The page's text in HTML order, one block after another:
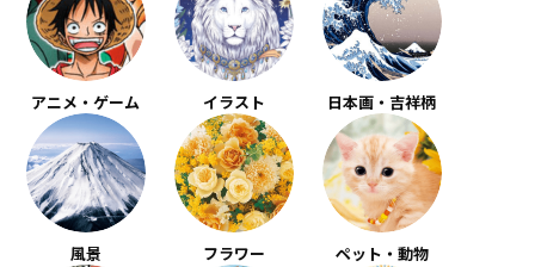
アニメ・ゲーム イラスト 日本画・吉祥柄
風景 フラワー ペット・動物